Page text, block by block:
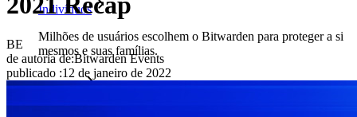
Indivíduos
Milhões de usuários escolhem o Bitwarden para proteger a si
mesmos e suas famílias.
Famílias
Empresas
BE
de autoria de:Bitwarden Events
publicado :12 de janeiro de 2022